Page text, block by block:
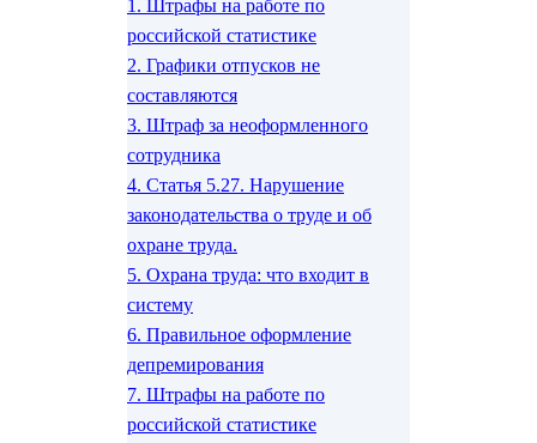
1. Штрафы на работе по
российской статистике
2. Графики отпусков не
составляются
3. Штраф за неоформленного
сотрудника
4. Статья 5.27. Нарушение
законодательства о труде и об
охране труда.
5. Охрана труда: что входит в
систему
6. Правильное оформление
депремирования
7. Штрафы на работе по
российской статистике